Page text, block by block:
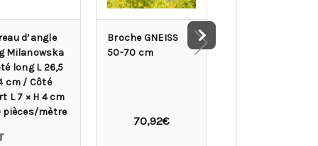
d’angle
Milanowska
long L 26,5
cm / Côté
L 7 × H 4 cm
pièces/mètre
Broche GNEISS
50-70 cm
70,92€